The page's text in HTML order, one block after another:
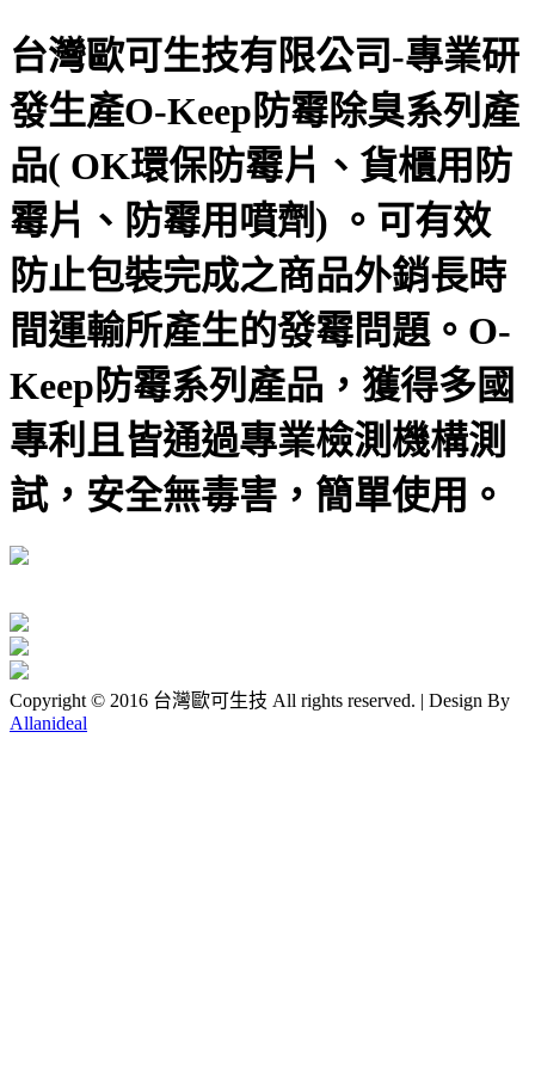
台灣歐可生技有限公司-專業研
發生產O-Keep防霉除臭系列產
品( OK環保防霉片、貨櫃用防
霉片、防霉用噴劑) 。可有效
防止包裝完成之商品外銷長時
間運輸所產生的發霉問題。O-
Keep防霉系列產品，獲得多國
專利且皆通過專業檢測機構測
試，安全無毒害，簡單使用。
Copyright © 2016 台灣歐可生技 All rights reserved. | Design By
Allanideal